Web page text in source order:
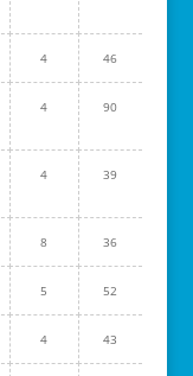
4 46
4 90
4 39
8 36
5 52
4 43